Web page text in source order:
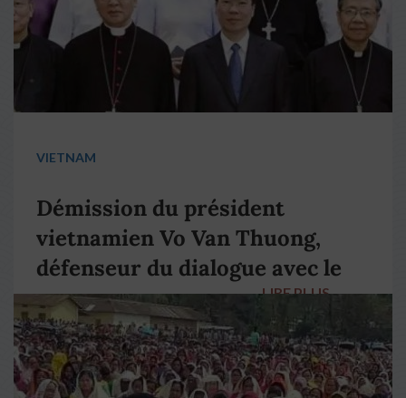
VIETNAM
Démission du président
vietnamien Vo Van Thuong,
défenseur du dialogue avec le
pape François
LIRE PLUS →